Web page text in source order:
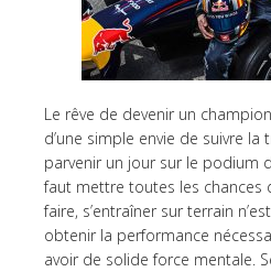
Le rêve de devenir un
d’une simple envie de suivre la
parvenir un jour sur le podium
faut mettre toutes les chances
faire, s’entraîner sur terrain
obtenir la performance
avoir de solide force mentale.